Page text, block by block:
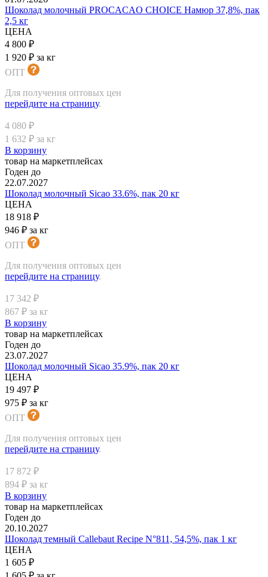
Шоколад молочный PROCACAO CHOICE Намюр 37,8%, пак
2,5 кг
ЦЕНА
4 800 ₽
1 920 ₽ за кг
ОПТ
Для получения оптовых цен
перейдите на страницу.
4 080 ₽
1 632 ₽ за кг
В корзину
товар на маркетплейсах
Годен до
22.07.2027
Шоколад молочный Sicao 33.6%, пак 20 кг
ЦЕНА
18 918 ₽
946 ₽ за кг
ОПТ
Для получения оптовых цен
перейдите на страницу.
17 342 ₽
867 ₽ за кг
В корзину
товар на маркетплейсах
Годен до
23.07.2027
Шоколад молочный Sicao 35.9%, пак 20 кг
ЦЕНА
19 497 ₽
975 ₽ за кг
ОПТ
Для получения оптовых цен
перейдите на страницу.
17 872 ₽
894 ₽ за кг
В корзину
товар на маркетплейсах
Годен до
20.10.2027
Шоколад темный Callebaut Recipe N°811, 54,5%, пак 1 кг
ЦЕНА
1 605 ₽